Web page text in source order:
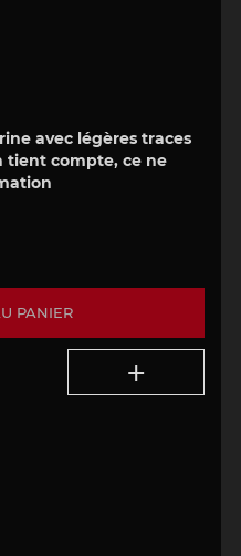
avec légères traces
tient compte, ce ne
PANIER